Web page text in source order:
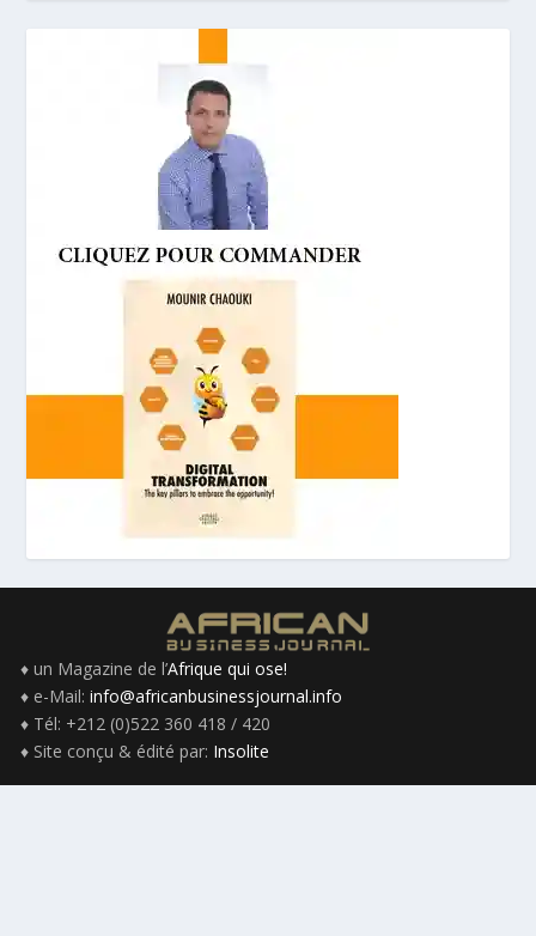
♦ un Magazine de l’Afrique qui ose!
♦ e-Mail: info@africanbusinessjournal.info
♦ Tél: +212 (0)522 360 418 / 420
♦ Site conçu & édité par: Insolite